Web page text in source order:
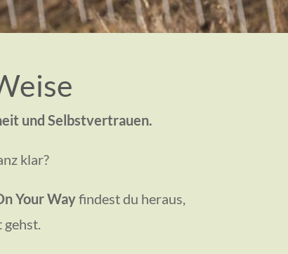
und Selbstvertrauen.
klar?
Your Wayfindest du heraus,